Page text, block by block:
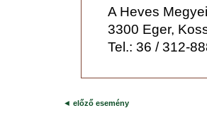
A Heves
3300 Eger,
Tel.: 36 / 312-
◄ előző esemény